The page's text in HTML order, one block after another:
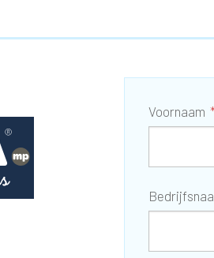
Voornaam